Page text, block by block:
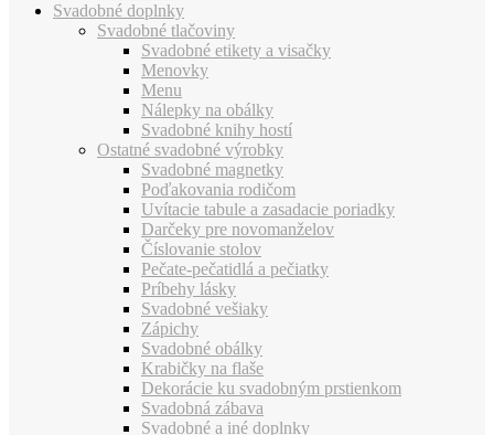
Svadobné doplnky
Svadobné tlačoviny
Svadobné etikety a visačky
Menovky
Menu
Nálepky na obálky
Svadobné knihy hostí
Ostatné svadobné výrobky
Svadobné magnetky
Poďakovania rodičom
Uvítacie tabule a zasadacie poriadky
Darčeky pre novomanželov
Číslovanie stolov
Pečate-pečatidlá a pečiatky
Príbehy lásky
Svadobné vešiaky
Zápichy
Svadobné obálky
Krabičky na flaše
Dekorácie ku svadobným prstienkom
Svadobná zábava
Svadobné a iné doplnky